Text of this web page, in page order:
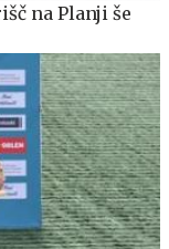
na Planji še